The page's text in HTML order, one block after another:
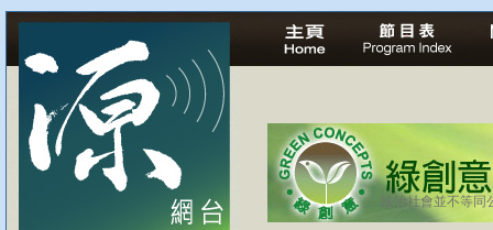
法治社會並不等同
自家教育合法化-